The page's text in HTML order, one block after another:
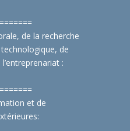
====
de la recherche
de
:
====
et de